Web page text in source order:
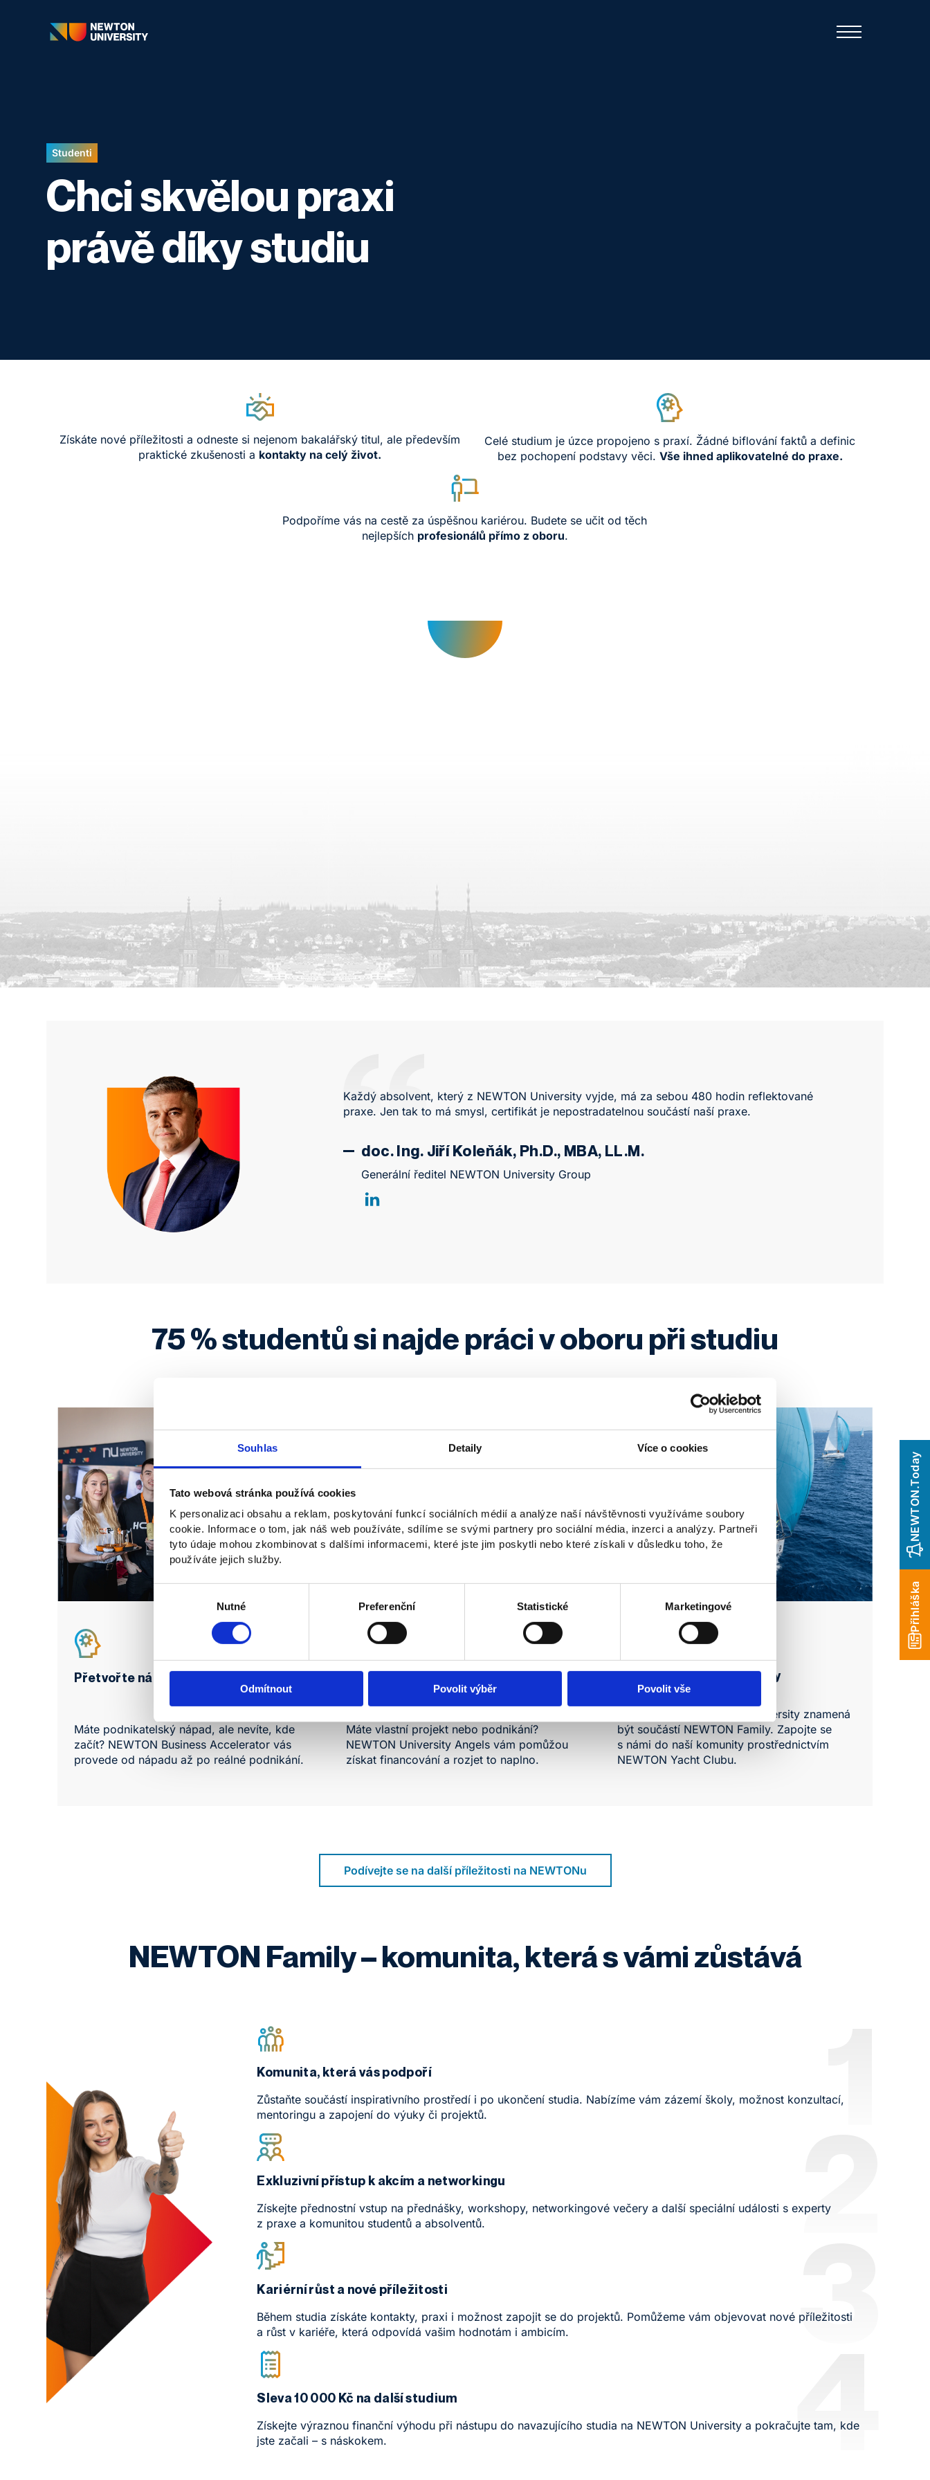
Souhlas Detaily Více o cookies
Tato webová stránka používá cookies
K personalizaci obsahu a reklam, poskytování funkcí sociálních médií a analýze naší návštěvnosti využíváme soubory
cookie. Informace o tom, jak náš web používáte, sdílíme se svými partnery pro sociální média, inzerci a analýzy. Partneři
tyto údaje mohou zkombinovat s dalšími informacemi, které jste jim poskytli nebo které získali v důsledku toho, že
používáte jejich služby.
souhlasu
Nutné Preferenční Statistické Marketingové
Odmítnout Povolit výběr Povolit vše
Studenti
Chci skvělou praxi
právě díky studiu
Přihláška
NEWTON.Today
Získáte nové příležitosti a odneste si nejenom bakalářský titul, ale především
praktické zkušenosti a kontakty na celý život.
Celé studium je úzce propojeno s praxí. Žádné biflování faktů a definic
bez pochopení podstavy věci. Vše ihned aplikovatelné do praxe.
Podpoříme vás na cestě za úspěšnou kariérou. Budete se učit od těch
nejlepších profesionálů přímo z oboru.
Každý absolvent, který z NEWTON University vyjde, má za sebou 480 hodin reflektované
praxe. Jen tak to má smysl, certifikát je nepostradatelnou součástí naší praxe.
doc. Ing. Jiří Koleňák, Ph.D., MBA, LL.M.
Generální ředitel NEWTON University Group
75 % studentů si najde práci v oboru při studiu
Přetvořte nápad ve fungující business
Máte podnikatelský nápad, ale nevíte, kde
začít? NEWTON Business Accelerator vás
provede od nápadu až po reálné podnikání.
Získejte financování pro svůj projekt
Máte vlastní projekt nebo podnikání?
NEWTON University Angelsvám pomůžou
získat financování a rozjet to naplno.
Komunita NEWTON Family
Být studentem NEWTON University znamená
být součástí NEWTON Family. Zapojte se
s námi do naší komunity prostřednictvím
NEWTON Yacht Clubu.
Podívejte se na další příležitosti na NEWTONu
NEWTON Family – komunita, která s vámi zůstává
1
Komunita, která vás podpoří
Zůstaňte součástí inspirativního prostředí i po ukončení studia. Nabízíme vám zázemí školy, možnost konzultací,
mentoringu a zapojení do výuky či projektů.
2
Exkluzivní přístup k akcím a networkingu
Získejte přednostní vstup na přednášky, workshopy, networkingové večery a další speciální události s experty
z praxe a komunitou studentů a absolventů.
3
Kariérní růst a nové příležitosti
Během studia získáte kontakty, praxi i možnost zapojit se do projektů. Pomůžeme vám objevovat nové příležitosti
a růst v kariéře, která odpovídá vašim hodnotám i ambicím.
4
Sleva 10 000 Kč na další studium
Získejte výraznou finanční výhodu při nástupu do navazujícího studia na NEWTON University a pokračujte tam, kde
jste začali – s náskokem.